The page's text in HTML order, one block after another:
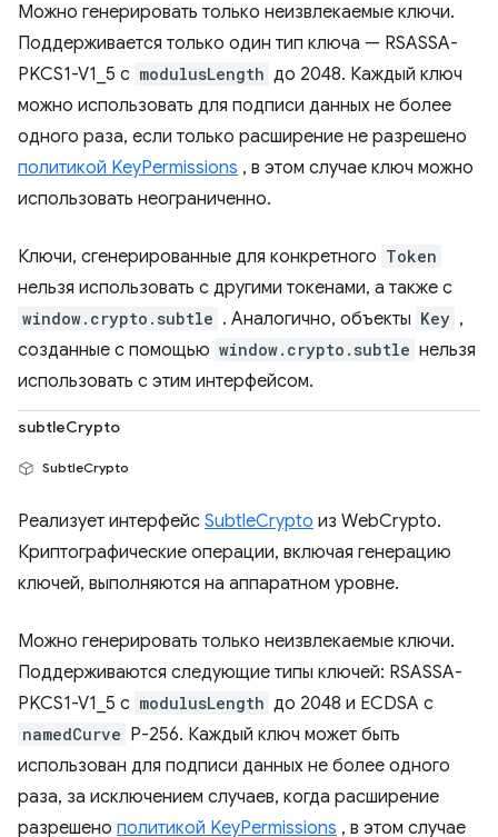
Можно генерировать только неизвлекаемые ключи.
Поддерживается только один тип ключа — RSASSA-
PKCS1-V1_5 с modulusLength до 2048. Каждый ключ
можно использовать для подписи данных не более
одного раза, если только расширение не разрешено
политикой KeyPermissions , в этом случае ключ можно
использовать неограниченно.
Ключи, сгенерированные для конкретного Token
нельзя использовать с другими токенами, а также с
window.crypto.subtle . Аналогично, объекты Key ,
созданные с помощью window.crypto.subtle нельзя
использовать с этим интерфейсом.
subtleCrypto
SubtleCrypto
Реализует интерфейс SubtleCrypto из WebCrypto.
Криптографические операции, включая генерацию
ключей, выполняются на аппаратном уровне.
Можно генерировать только неизвлекаемые ключи.
Поддерживаются следующие типы ключей: RSASSA-
PKCS1-V1_5 с modulusLength до 2048 и ECDSA с
namedCurve P-256. Каждый ключ может быть
использован для подписи данных не более одного
раза, за исключением случаев, когда расширение
разрешено политикой KeyPermissions , в этом случае